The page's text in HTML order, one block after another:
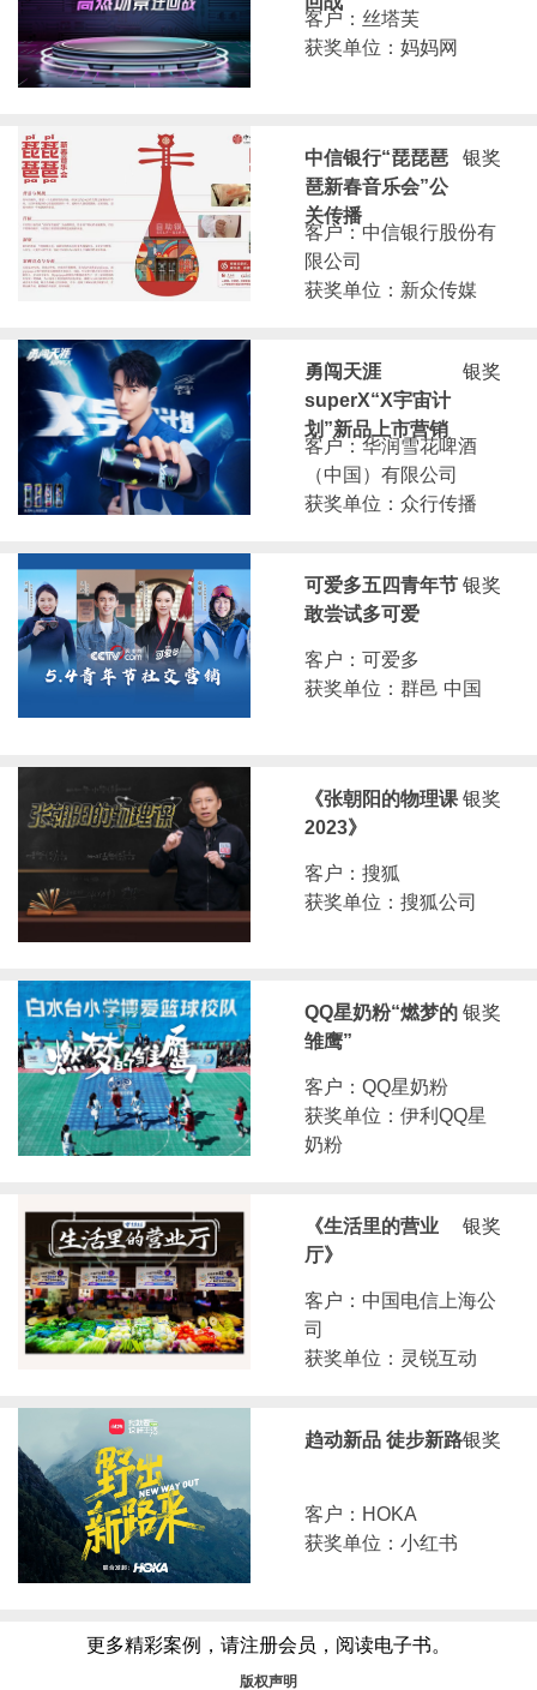
客户：丝塔芙
获奖单位：妈妈网
银奖
中信银行“琵琵琶
琶新春音乐会”公
关传播
客户：中信银行股份有
限公司
获奖单位：新众传媒
银奖
勇闯天涯
superX“X宇宙计
划”新品上市营销
客户：华润雪花啤酒
（中国）有限公司
获奖单位：众行传播
银奖
可爱多五四青年节
敢尝试多可爱
客户：可爱多
获奖单位：群邑 中国
银奖
《张朝阳的物理课
2023》
客户：搜狐
获奖单位：搜狐公司
银奖
QQ星奶粉“燃梦的
雏鹰”
客户：QQ星奶粉
获奖单位：伊利QQ星
奶粉
银奖
《生活里的营业
厅》
客户：中国电信上海公
司
获奖单位：灵锐互动
银奖
趋动新品 徒步新路
客户：HOKA
获奖单位：小红书
更多精彩案例，请注册会员，阅读电子书。
版权声明